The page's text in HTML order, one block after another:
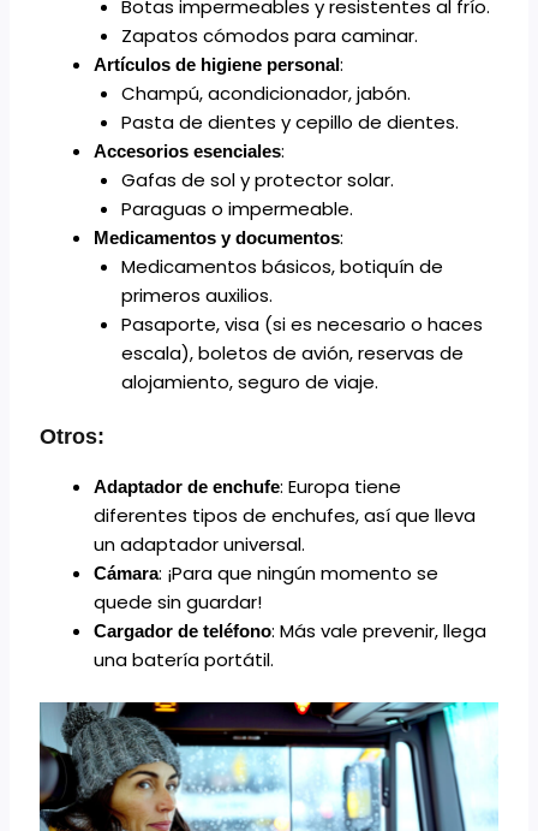
Botas impermeables y resistentes al frío.
Zapatos cómodos para caminar.
Artículos de higiene personal:
Champú, acondicionador, jabón.
Pasta de dientes y cepillo de dientes.
Accesorios esenciales:
Gafas de sol y protector solar.
Paraguas o impermeable.
Medicamentos y documentos:
Medicamentos básicos, botiquín de
primeros auxilios.
Pasaporte, visa (si es necesario o haces
escala), boletos de avión, reservas de
alojamiento, seguro de viaje.
Otros:
Adaptador de enchufe: Europa tiene
diferentes tipos de enchufes, así que lleva
un adaptador universal.
Cámara: ¡Para que ningún momento se
quede sin guardar!
Cargador de teléfono: Más vale prevenir, llega
una batería portátil.